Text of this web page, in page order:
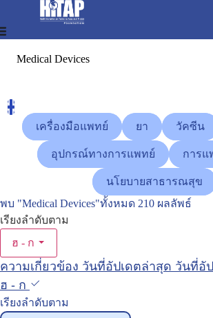
k
n
t
sh
เครื่องมือแพทย์ ยา วัคซีน
อุปกรณ์ทางการแพทย์ การแ
นโยบายสาธารณสุข
เครื่องมือแพทย์ ยา วัคซีน
อุปกรณ์ทางการแพทย์ การแ
นโยบายสาธารณสุข
พบ "Medical Devices"ทั้งหมด 210 ผลลัพธ์
เรียงลำดับตาม
ฮ - ก
ความเกี่ยวข้อง วันที่อัปเดตล่าสุด วันที่อั
ฮ - ก
เรียงลำดับตาม